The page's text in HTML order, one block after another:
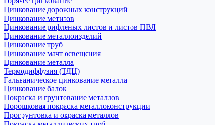
Цинкование дорожных конструкций
Цинкование метизов
Цинкование рифленых листов и листов ПВЛ
Цинкование металлоизделий
Цинкование труб
Цинкование мачт освещения
Цинкование металла
Термодиффузия (ТДЦ)
Гальваническое цинкование металла
Цинкование балок
Покраска и грунтование металлов
Порошковая покраска металлоконструкций
Прогрунтовка и окраска металлов